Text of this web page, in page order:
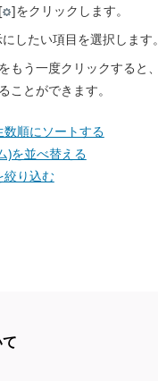
]をクリックします。
したい項目を選択します。
もう一度クリックすると
ことができます。
順にソートする
)を並べ替える
絞り込む